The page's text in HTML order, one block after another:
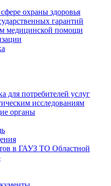
охраны здоровья
гарантий
медицинской помощи
для потребителей услуг
исследованиям
органы
в ГАУЗ ТО Областной